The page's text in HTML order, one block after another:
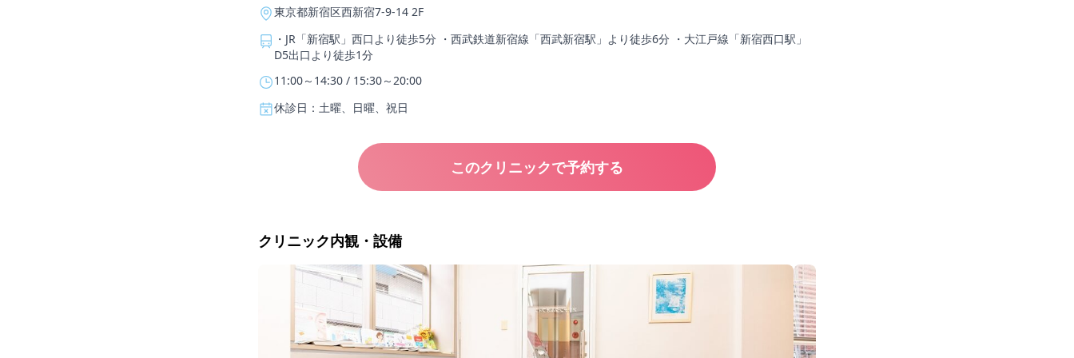
東京都新宿区西新宿7-9-14 2F
・JR「新宿駅」西口より徒歩5分 ・西武鉄道新宿線「西武新宿駅」より徒歩6分 ・大江戸線「新宿西口駅」
D5出口より徒歩1分
11:00～14:30 / 15:30～20:00
休診日：土曜、日曜、祝日
このクリニックで予約する
クリニック内観・設備